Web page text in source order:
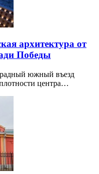
архитектура от
Победы
южный въезд
центра…